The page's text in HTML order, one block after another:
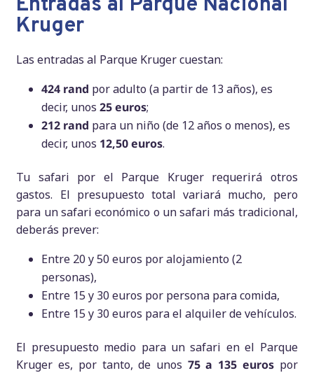
Kruger
Las entradas al Parque Kruger cuestan:
424 rand por adulto (a partir de 13 años), es
decir, unos25 euros;
212 rand para un niño (de 12 años o menos), es
decir, unos 12,50 euros.
Tu safari por el Parque Kruger requerirá otros
gastos. El presupuesto total variará mucho, pero
para un safari económico o un safari más tradicional,
deberás prever:
Entre 20 y 50 euros por alojamiento (2
personas),
Entre 15 y 30 euros por persona para comida,
Entre 15 y 30 euros para el alquiler de vehículos.
El presupuesto medio para un safari en el Parque
Kruger es, por tanto, de unos 75 a 135 eurospor